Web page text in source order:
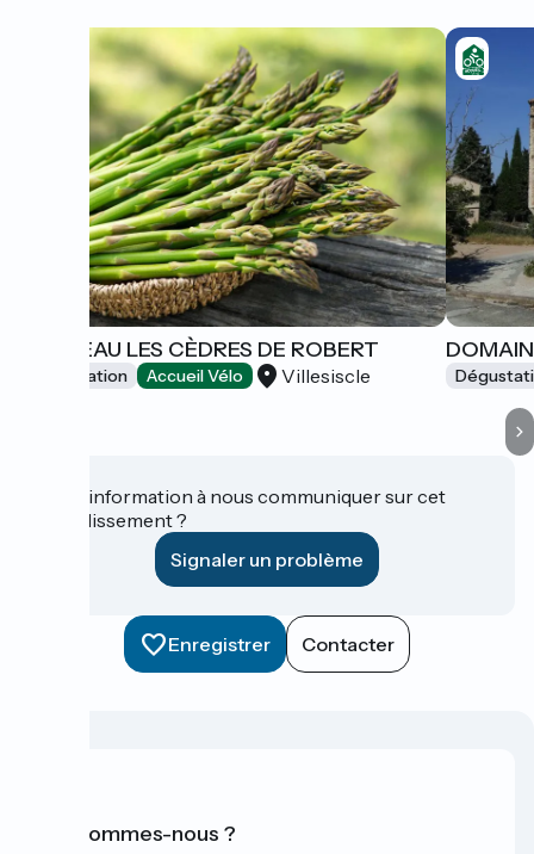
CHÂTEAU LES CÈDRES DE ROBERT
Dégustation Accueil Vélo Villesiscle
Une information à nous communiquer sur cet
établissement ?
Signaler un problème
Enregistrer Contacter
Qui sommes-nous ?